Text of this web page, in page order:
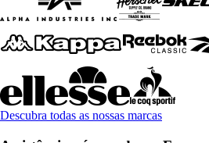
Descubra todas as nossas marcas